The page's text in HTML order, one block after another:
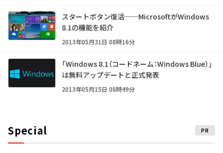
スタートボタン復活──MicrosoftがWindows
8.1の機能を紹介
2013年05月31日 08時16分
「Windows 8.1（コードネーム：Windows Blue）」
は無料アップデートと正式発表
2013年05月15日 08時49分
Special PR